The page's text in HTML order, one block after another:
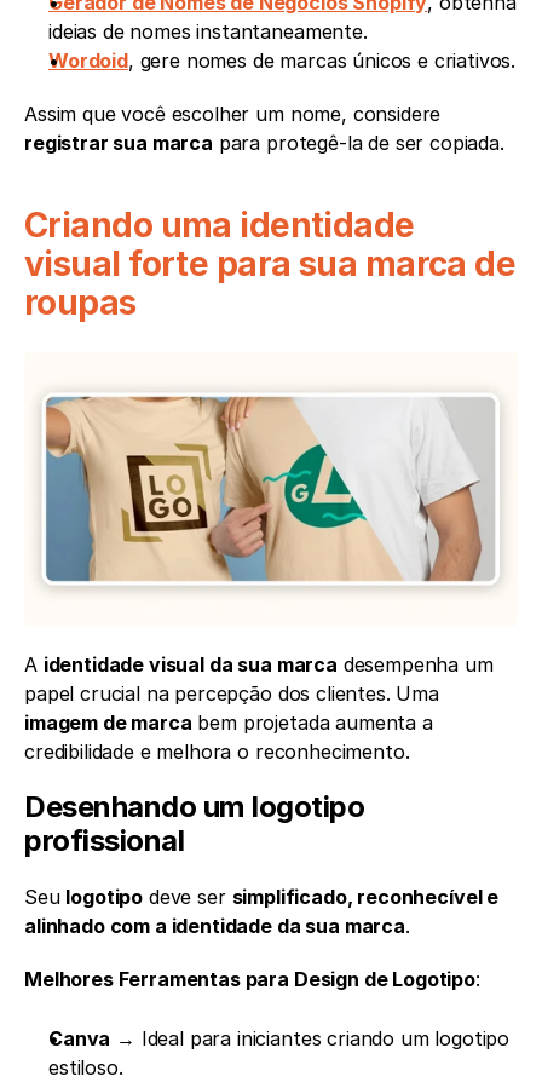
ideias de nomes instantaneamente.
Wordoid, gere nomes de marcas únicos e criativos.
registrar sua marca para protegê-la de ser copiada.
Criando uma identidade
visual forte para sua marca de
roupas
A identidade visual da sua marca desempenha um
papel crucial na percepção dos clientes. Uma
imagem de marca bem projetada aumenta a
credibilidade e melhora o reconhecimento.
Desenhando um logotipo
profissional
Seu logotipo deve ser simplificado, reconhecível e
alinhado com a identidade da sua marca.
Melhores Ferramentas para Design de Logotipo:
Canva → Ideal para iniciantes criando um logotipo
estiloso.